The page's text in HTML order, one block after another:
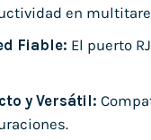
en
Fiable: El puerto
y Versátil: